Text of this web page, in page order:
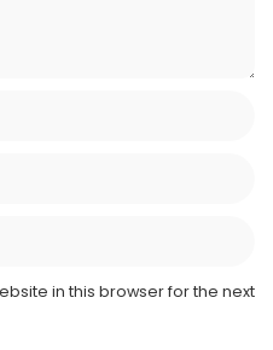
in this browser for the next